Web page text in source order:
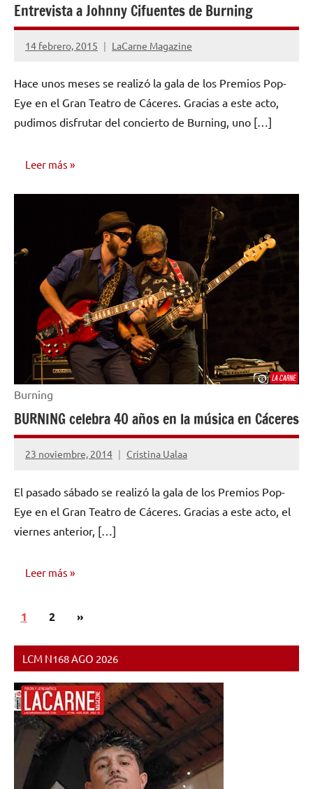
Entrevista a Johnny Cifuentes de Burning
14 febrero, 2015 LaCarne Magazine
No
comentarios
Hace unos meses se realizó la gala de los Premios Pop-
Eye en el Gran Teatro de Cáceres. Gracias a este acto,
pudimos disfrutar del concierto de Burning, uno […]
Leer más
Burning
BURNING celebra 40 años en la música en Cáceres
23 noviembre, 2014 Cristina Ualaa
No
comentarios
El pasado sábado se realizó la gala de los Premios Pop-
Eye en el Gran Teatro de Cáceres. Gracias a este acto, el
viernes anterior, […]
Leer más
NOTICIAS
Paginación
entradas
1 2
Siguientes
»
LCM N168 AGO 2026